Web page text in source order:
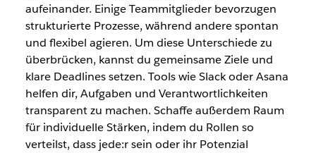
aufeinander. Einige Teammitglieder bevorzugen
strukturierte Prozesse, während andere spontan
und flexibel agieren. Um diese Unterschiede zu
überbrücken, kannst du gemeinsame Ziele und
klare Deadlines setzen. Tools wie Slack oder Asana
helfen dir, Aufgaben und Verantwortlichkeiten
transparent zu machen. Schaffe außerdem Raum
für individuelle Stärken, indem du Rollen so
verteilst, dass jede:r sein oder ihr Potenzial